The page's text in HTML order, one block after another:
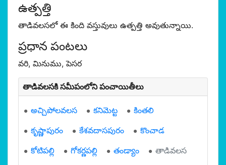
ఉత్పత్తి
తాడివలసలో ఈ కింది వస్తువులు ఉత్పత్తి అవుతున్నాయి.
ప్రధాన పంటలు
వరి, మినుము, పెసర
తాడివలసకి సమీపంలోని పంచాయితీలు
అచ్చిపోలవలస కనిమెట్ట
కింతలి
కృష్ణాపురం
కేశవదాసపురం
కొంచాడ
కోటిపల్లి
గోకర్ణపల్లి తండ్యాం
తాడివలస